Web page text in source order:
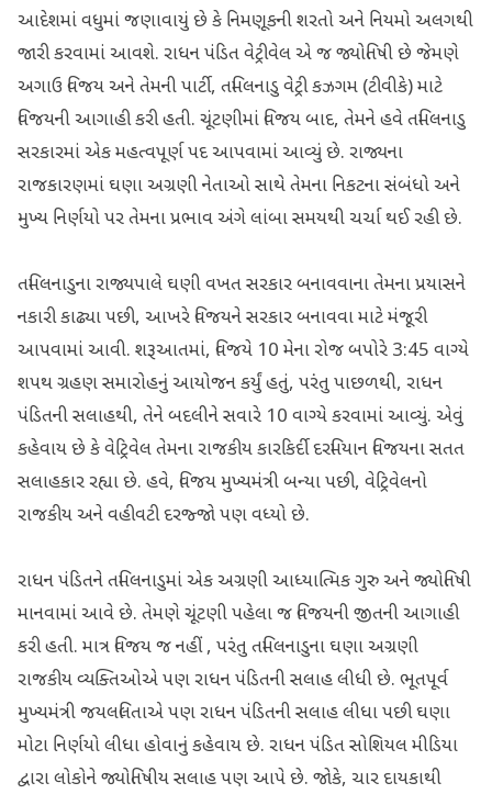
આદેશમાં વધુમાં જણાવાયું છે કે નિમણૂકની શરતો અને નિયમો અલગથી
જારી કરવામાં આવશે. રાધન પંડિત વેટ્રીવેલ એ જ જ્યોતિષી છે જેમણે
અગાઉ વિજય અને તેમની પાર્ટી, તમિલનાડુ વેટ્રી કઝગમ (ટીવીકે) માટે
વિજયની આગાહી કરી હતી. ચૂંટણીમાં વિજય બાદ, તેમને હવે તમિલનાડુ
સરકારમાં એક મહત્વપૂર્ણ પદ આપવામાં આવ્યું છે. રાજ્યના
રાજકારણમાં ઘણા અગ્રણી નેતાઓ સાથે તેમના નિકટના સંબંધો અને
મુખ્ય નિર્ણયો પર તેમના પ્રભાવ અંગે લાંબા સમયથી ચર્ચા થઈ રહી છે.
તમિલનાડુના રાજ્યપાલે ઘણી વખત સરકાર બનાવવાના તેમના પ્રયાસને
નકારી કાઢ્યા પછી, આખરે વિજયને સરકાર બનાવવા માટે મંજૂરી
આપવામાં આવી. શરૂઆતમાં, વિજયે 10 મેના રોજ બપોરે 3:45 વાગ્યે
શપથ ગ્રહણ સમારોહનું આયોજન કર્યું હતું, પરંતુ પાછળથી, રાધન
પંડિતની સલાહથી, તેને બદલીને સવારે 10 વાગ્યે કરવામાં આવ્યું. એવું
કહેવાય છે કે વેટ્રિવેલ તેમના રાજકીય કારકિર્દી દરમિયાન વિજયના સતત
સલાહકાર રહ્યા છે. હવે, વિજય મુખ્યમંત્રી બન્યા પછી, વેટ્રિવેલનો
રાજકીય અને વહીવટી દરજ્જો પણ વધ્યો છે.
રાધન પંડિતને તમિલનાડુમાં એક અગ્રણી આધ્યાત્મિક ગુરુ અને જ્યોતિષી
માનવામાં આવે છે. તેમણે ચૂંટણી પહેલા જ વિજયની જીતની આગાહી
કરી હતી. માત્ર વિજય જ નહીં , પરંતુ તમિલનાડુના ઘણા અગ્રણી
રાજકીય વ્યક્તિઓએ પણ રાધન પંડિતની સલાહ લીધી છે. ભૂતપૂર્વ
મુખ્યમંત્રી જયલલિતાએ પણ રાધન પંડિતની સલાહ લીધા પછી ઘણા
મોટા નિર્ણયો લીધા હોવાનું કહેવાય છે. રાધન પંડિત સોશિયલ મીડિયા
દ્વારા લોકોને જ્યોતિષીય સલાહ પણ આપે છે. જોકે, ચાર દાયકાથી